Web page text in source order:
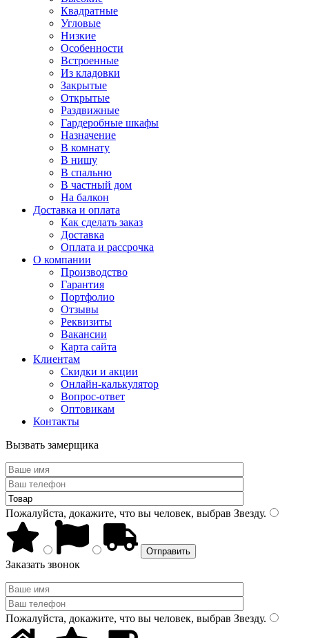
Квадратные
Угловые
Низкие
Особенности
Встроенные
Из кладовки
Закрытые
Открытые
Раздвижные
Гардеробные шкафы
Назначение
В комнату
В нишу
В спальню
В частный дом
На балкон
Доставка и оплата
Как сделать заказ
Доставка
Оплата и рассрочка
О компании
Производство
Гарантия
Портфолио
Отзывы
Реквизиты
Вакансии
Карта сайта
Клиентам
Скидки и акции
Онлайн-калькулятор
Вопрос-ответ
Оптовикам
Контакты
Вызвать замерщика
Пожалуйста, докажите, что вы человек, выбрав Звезду.
Заказать звонок
Пожалуйста, докажите, что вы человек, выбрав Звезду.